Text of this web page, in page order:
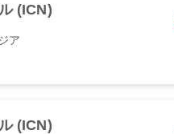
(ICN)
ア
(ICN)